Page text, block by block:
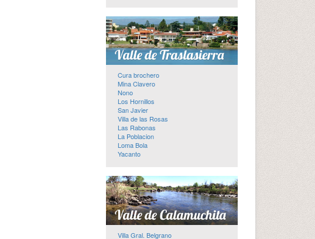
Cura brochero
Mina Clavero
Nono
Los Hornillos
San Javier
Villa de las Rosas
Las Rabonas
La Poblacion
Loma Bola
Yacanto
Villa Gral. Belgrano